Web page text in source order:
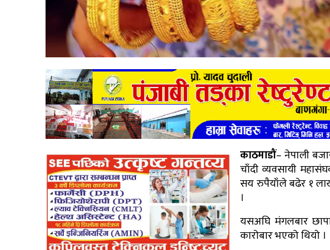
काठमाडौं– नेपाली
चाँदी व्यवसायी
सय रुपैयाँले बढेर १
।
यसअघि मंगलबार
कारोबार भएको थियो ।